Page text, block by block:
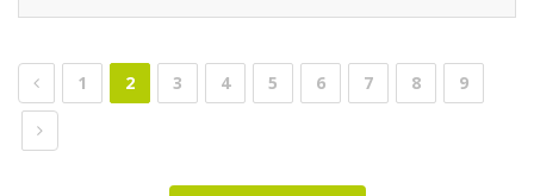
1 2 3 4 5 6 7 8 9